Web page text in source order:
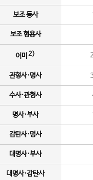
보조 동사
보조 형용사
어미 2)
관형사·명사
수사·관형사
명사·부사
감탄사·명사
대명사·부사
대명사·감탄사